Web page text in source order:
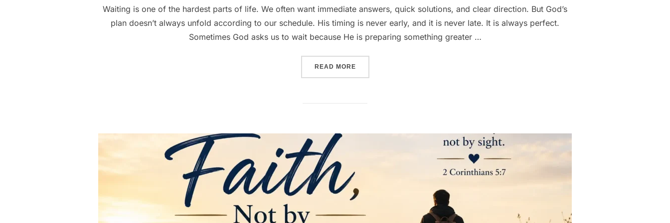
Waiting is one of the hardest parts of life. We often want immediate answers, quick solutions, and clear direction. But God’s
plan doesn’t always unfold according to our schedule. His timing is never early, and it is never late. It is always perfect.
Sometimes God asks us to wait because He is preparing something greater …
READ MORE“TRUST GOD’S TIMING”